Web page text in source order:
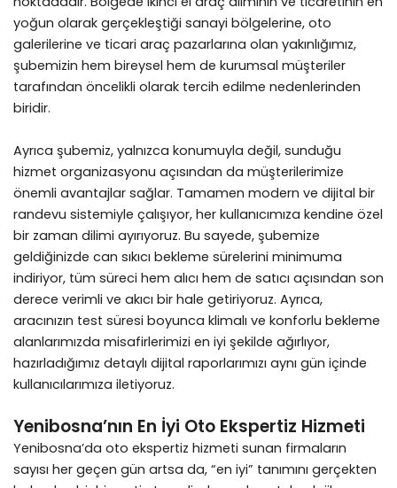
yoğun olarak gerçekleştiği sanayi bölgelerine, oto
galerilerine ve ticari araç pazarlarına olan yakınlığımız,
şubemizin hem bireysel hem de kurumsal müşteriler
tarafından öncelikli olarak tercih edilme nedenlerinden
biridir.
Ayrıca şubemiz, yalnızca konumuyla değil, sunduğu
hizmet organizasyonu açısından da müşterilerimize
önemli avantajlar sağlar. Tamamen modern ve dijital bir
randevu sistemiyle çalışıyor, her kullanıcımıza kendine özel
bir zaman dilimi ayırıyoruz. Bu sayede, şubemize
geldiğinizde can sıkıcı bekleme sürelerini minimuma
indiriyor, tüm süreci hem alıcı hem de satıcı açısından son
derece verimli ve akıcı bir hale getiriyoruz. Ayrıca,
aracınızın test süresi boyunca klimalı ve konforlu bekleme
alanlarımızda misafirlerimizi en iyi şekilde ağırlıyor,
hazırladığımız detaylı dijital raporlarımızı aynı gün içinde
kullanıcılarımıza iletiyoruz.
Yenibosna’nın En İyi Oto Ekspertiz Hizmeti
Yenibosna’da oto ekspertiz hizmeti sunan firmaların
sayısı her geçen gün artsa da, “en iyi” tanımını gerçekten